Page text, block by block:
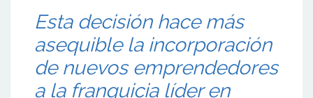
Esta decisión hace más
asequible la incorporación
de nuevos emprendedores
a la franquicia líder en